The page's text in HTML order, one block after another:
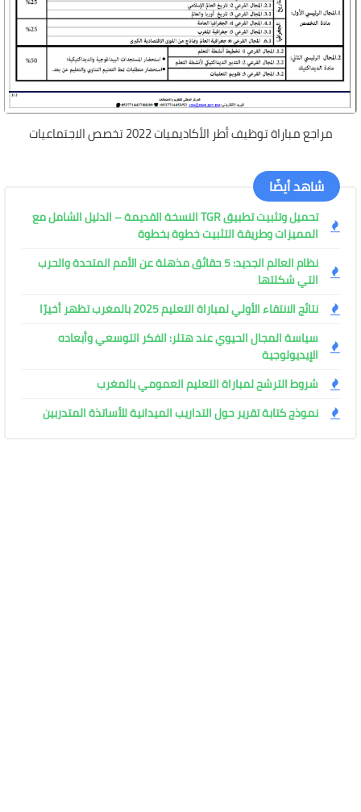
مراجع مباراة توظيف أطر الأكاديميات 2022 تخصص الاجتماعيات
شاهد أيضًا
تحميل وتثبيت تطبيق TGR النسخة القديمة – الدليل الشامل مع
المميزات وطريقة التثبيت خطوة بخطوة
نظام العالم الجديد: 5 حقائق مذهلة عن الأمم المتحدة والحرب
التي شكلتها
نتائج الانتقاء الأولي لمباراة التعليم 2025 بالمغرب تظهر أخيرًا
سياسة المجال الحيوي عند هتلر: الفكر التوسعي وأبعاده
الإيديولوجية
شروط الترشح لمباراة التعليم العمومي بالمغرب
نموذج كتابة تقرير حول التداريب الميدانية للأساتذة المتدربين